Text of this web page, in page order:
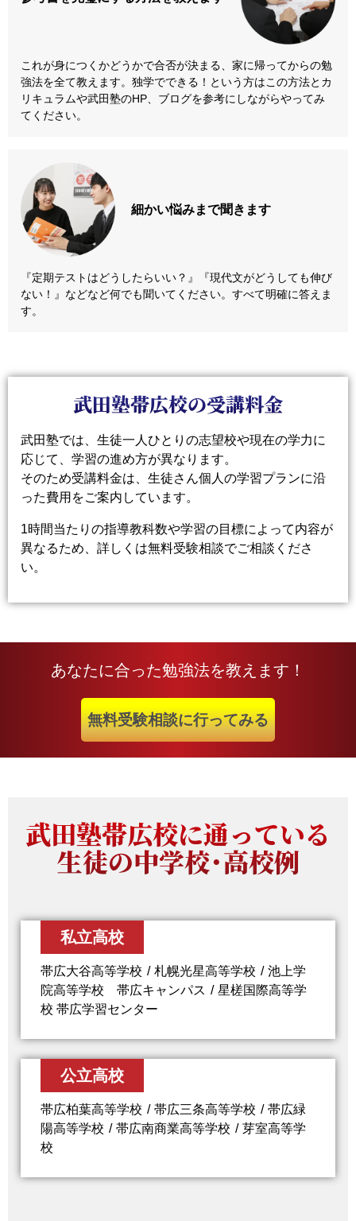
これが身につくかどうかで合否が決まる、家に帰ってからの勉
強法を全て教えます。独学でできる！という方はこの方法とカ
リキュラムや武田塾のHP、ブログを参考にしながらやってみ
てください。
細かい悩みまで聞きます
『定期テストはどうしたらいい？』『現代文がどうしても伸び
ない！』などなど何でも聞いてください。すべて明確に答えま
す。
武田塾帯広校の受講料金
武田塾では、生徒一人ひとりの志望校や現在の学力に
応じて、学習の進め方が異なります。
そのため受講料金は、生徒さん個人の学習プランに沿
った費用をご案内しています。
1時間当たりの指導教科数や学習の目標によって内容が
異なるため、詳しくは無料受験相談でご相談くださ
い。
あなたに合った勉強法を教えます！
無料受験相談に行ってみる
武田塾帯広校に通っている
生徒の中学校・高校例
私立高校
帯広大谷高等学校 札幌光星高等学校
池上学
院高等学校 帯広キャンパス
星槎国際高等学
校 帯広学習センター
公立高校
帯広柏葉高等学校 帯広三条高等学校
帯広緑
陽高等学校
帯広南商業高等学校
芽室高等学
校